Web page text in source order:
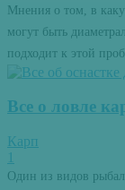
Мнения о том, в
могут быть
подходит к этой
Все о ловле
Карп
1
Один из видов